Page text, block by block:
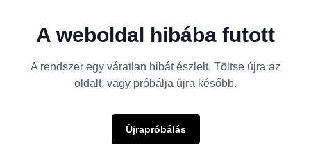
A weboldal hibába futott
A rendszer egy váratlan hibát észlelt. Töltse újra az
oldalt, vagy próbálja újra később.
Újrapróbálás